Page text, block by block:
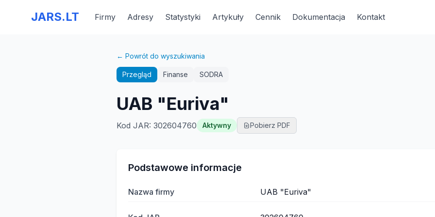
JARS.LT Firmy Adresy Statystyki Artykuły Cennik Dokumentacja Kontakt
← Powrót do wyszukiwania
Przegląd Finanse SODRA
UAB "Euriva"
Kod JAR: 302604760 Aktywny Pobierz PDF
Podstawowe informacje
Nazwa firmy UAB "Euriva"